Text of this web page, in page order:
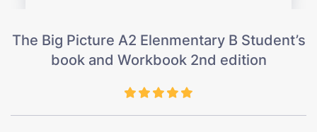
The Big Picture A2 Elenmentary B Student’s
book and Workbook 2nd edition